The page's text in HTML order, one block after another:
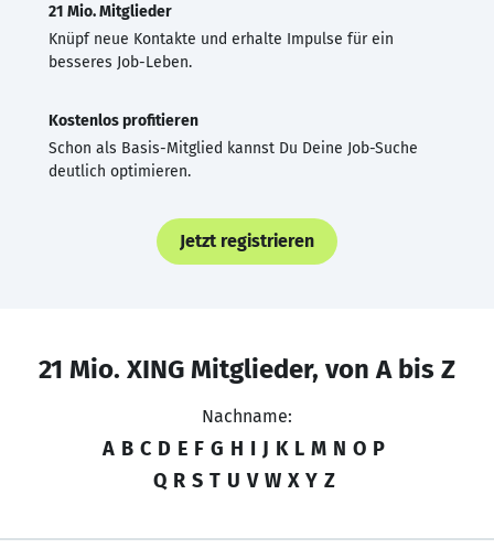
21 Mio. Mitglieder
Knüpf neue Kontakte und erhalte Impulse für ein
besseres Job-Leben.
Kostenlos profitieren
Schon als Basis-Mitglied kannst Du Deine Job-Suche
deutlich optimieren.
Jetzt registrieren
21 Mio. XING Mitglieder, von A bis Z
Nachname:
A B C D E F G H I J K L M N O P
Q R S T U V W X Y Z